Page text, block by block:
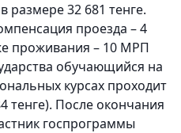
32 681 тенге.
проезда – 4
проживания – 10 МРП
обучающийся на
курсах проходит
тенге). После окончания
госпрограммы